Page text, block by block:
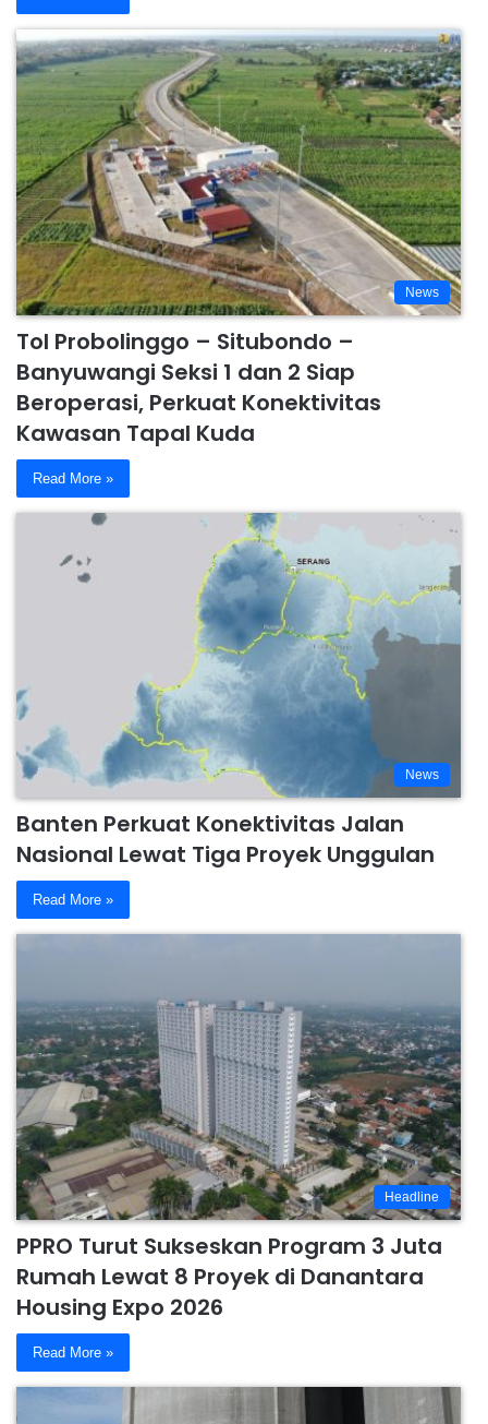
News
Tol Probolinggo – Situbondo –
Banyuwangi Seksi 1 dan 2 Siap
Beroperasi, Perkuat Konektivitas
Kawasan Tapal Kuda
Read More »
News
Banten Perkuat Konektivitas Jalan
Nasional Lewat Tiga Proyek Unggulan
Read More »
Headline
PPRO Turut Sukseskan Program 3 Juta
Rumah Lewat 8 Proyek di Danantara
Housing Expo 2026
Read More »